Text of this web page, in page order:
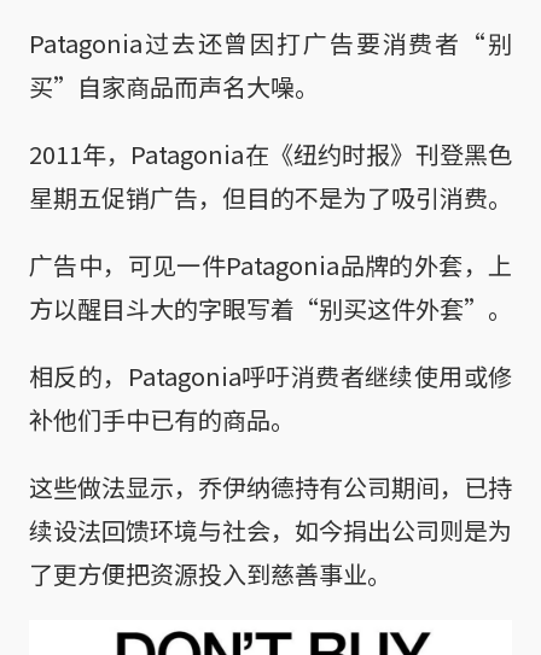
Patagonia过去还曾因打广告要消费者“别
买”自家商品而声名大噪。
2011年，Patagonia在《纽约时报》刊登黑色
星期五促销广告，但目的不是为了吸引消费。
广告中，可见一件Patagonia品牌的外套，上
方以醒目斗大的字眼写着“别买这件外套”。
相反的，Patagonia呼吁消费者继续使用或修
补他们手中已有的商品。
这些做法显示，乔伊纳德持有公司期间，已持
续设法回馈环境与社会，如今捐出公司则是为
了更方便把资源投入到慈善事业。